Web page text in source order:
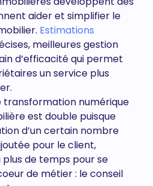
aider et simplifier le
Estimations
meilleures gestion
d’efficacité qui permet
un service plus
transformation numérique
est double puisque
d’un certain nombre
pour le client,
de temps pour se
de métier : le conseil